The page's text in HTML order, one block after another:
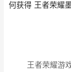
何获得 王者荣耀
王者荣耀游